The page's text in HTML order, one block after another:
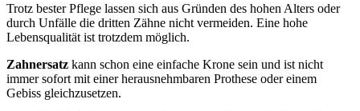
Trotz bester Pflege lassen sich aus Gründen des hohen Alters oder
durch Unfälle die dritten Zähne nicht vermeiden. Eine hohe
Lebensqualität ist trotzdem möglich.
Zahnersatz kann schon eine einfache Krone sein und ist nicht
immer sofort mit einer herausnehmbaren Prothese oder einem
Gebiss gleichzusetzen.